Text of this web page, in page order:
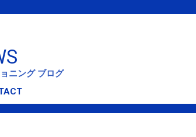
ツに移動
ニング ブログ